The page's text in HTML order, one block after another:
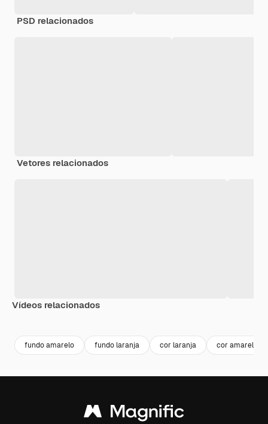
PSD relacionados
Vetores relacionados
Vídeos relacionados
fundo amarelo fundo laranja cor laranja cor amarela